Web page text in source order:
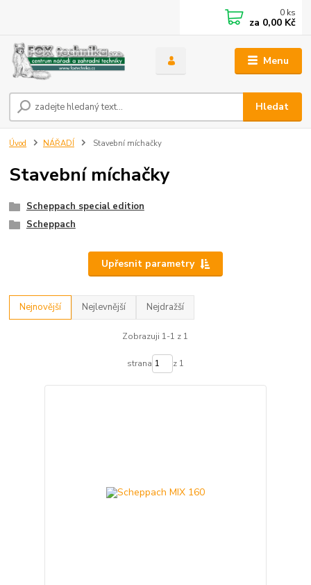
Menu
Hledat
0 ks
za 0,00 Kč
Úvod NÁŘADÍ Stavební míchačky
Stavební míchačky
Scheppach special edition
Scheppach
Upřesnit parametry
Nejnovější Nejlevnější Nejdražší
Zobrazuji 1-1 z 1
strana z 1